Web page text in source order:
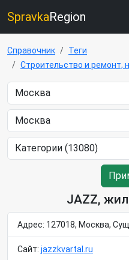
SpravkaRegion
Справочник
Теги
Строительство и ремонт,
JAZZ,
Адрес: 127018, Москва,
Сайт: jazzkvartal.ru